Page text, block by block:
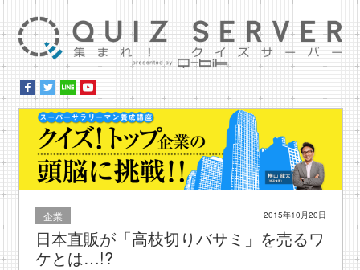
企業 2015年10月20日
日本直販が「高枝切りバサミ」を売るワ
ケとは…!?